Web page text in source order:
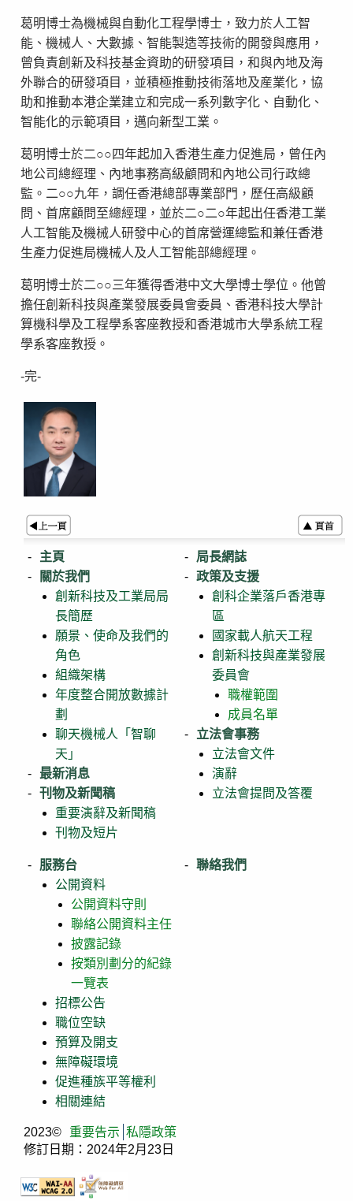
葛明博士為機械與自動化工程學博士，致力於人工智
能、機械人、大數據、智能製造等技術的開發與應用，
曾負責創新及科技基金資助的研發項目，和與內地及海
外聯合的研發項目，並積極推動技術落地及産業化，協
助和推動本港企業建立和完成一系列數字化、自動化、
智能化的示範項目，邁向新型工業。
葛明博士於二○○四年起加入香港生產力促進局，曾任內
地公司總經理、內地事務高級顧問和內地公司行政總
監。二○○九年，調任香港總部專業部門，歷任高級顧
問、首席顧問至總經理，並於二○二○年起出任香港工業
人工智能及機械人研發中心的首席營運總監和兼任香港
生產力促進局機械人及人工智能部總經理。
葛明博士於二○○三年獲得香港中文大學博士學位。他曾
擔任創新科技與產業發展委員會委員、香港科技大學計
算機科學及工程學系客座教授和香港城市大學系統工程
學系客座教授。
-完-
主頁
關於我們
創新科技及工業局局
長簡歷
願景、使命及我們的
角色
組織架構
年度整合開放數據計
劃
聊天機械人「智聊
天」
最新消息
刊物及新聞稿
重要演辭及新聞稿
刊物及短片
局長網誌
政策及支援
創科企業落戶香港專
區
國家載人航天工程
創新科技與產業發展
委員會
職權範圍
成員名單
立法會事務
立法會文件
演辭
立法會提問及答覆
服務台
公開資料
公開資料守則
聯絡公開資料主任
披露記錄
按類別劃分的紀錄
一覽表
招標公告
職位空缺
預算及開支
無障礙環境
促進種族平等權利
相關連結
聯絡我們
2023© 重要告示 私隱政策
修訂日期：2024年2月23日